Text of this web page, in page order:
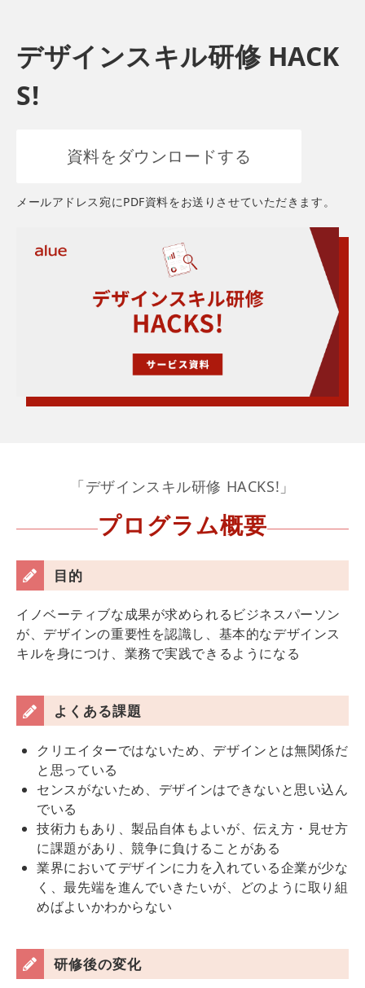
デザインスキル研修 HACK
S!
資料をダウンロードする
メールアドレス宛にPDF資料をお送りさせていただきます。
「デザインスキル研修 HACKS!」
プログラム概要
目的
イノベーティブな成果が求められるビジネスパーソン
が、デザインの重要性を認識し、基本的なデザインス
キルを身につけ、業務で実践できるようになる
よくある課題
クリエイターではないため、デザインとは無関係だ
と思っている
センスがないため、デザインはできないと思い込ん
でいる
技術力もあり、製品自体もよいが、伝え方・見せ方
に課題があり、競争に負けることがある
業界においてデザインに力を入れている企業が少な
く、最先端を進んでいきたいが、どのように取り組
めばよいかわからない
研修後の変化